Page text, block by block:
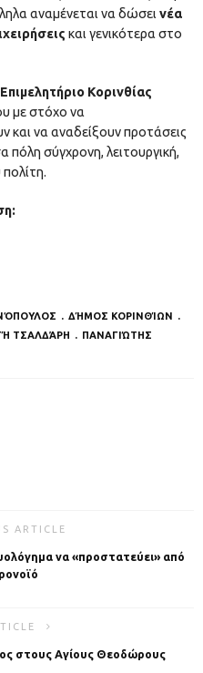
αναμένεται να δώσει νέα
και γενικότερα στο
Επιμελητήριο Κορινθίας
με στόχο να
να αναδείξουν προτάσεις
πόλη σύγχρονη, λειτουργική,
ΔΉΜΟΣ ΚΟΡΙΝΘΊΩΝ
ΤΣΑΛΔΆΡΗ
ΠΑΝΑΓΙΏΤΗΣ
ARTICLE
να «προστατεύει» από
στους Αγίους Θεοδώρους